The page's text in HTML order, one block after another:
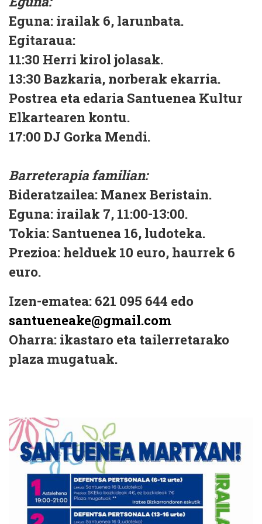
Eguna: irailak 6, larunbata.
Egitaraua:
11:30 Herri kirol jolasak.
13:30 Bazkaria, norberak ekarria.
Postrea eta edaria Santuenea Kultur
Elkartearen kontu.
17:00 DJ Gorka Mendi.
Barreterapia familian:
Bideratzailea: Manex Beristain.
Eguna: irailak 7, 11:00-13:00.
Tokia: Santuenea 16, ludoteka.
Prezioa: helduek 10 euro, haurrek 6
euro.
Izen-ematea: 621 095 644 edo
santueneake@gmail.com
Oharra: ikastaro eta tailerretarako
plaza mugatuak.